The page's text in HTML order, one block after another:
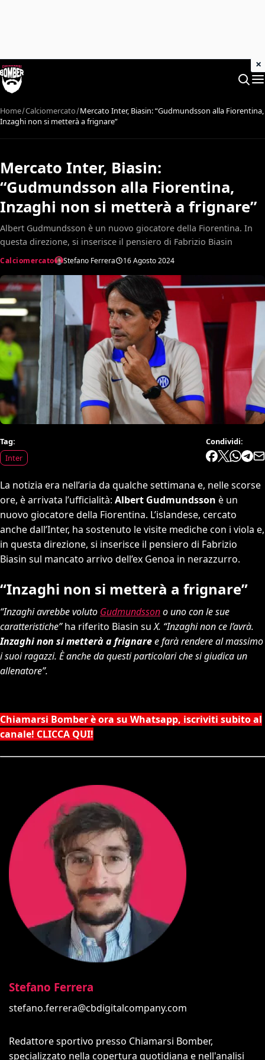
Home Calciomercato Mercato Inter, Biasin: “Gudmundsson alla Fiorentina,
Inzaghi non si metterà a frignare”
Mercato Inter, Biasin:
“Gudmundsson alla Fiorentina,
Inzaghi non si metterà a frignare”
Albert Gudmundsson è un nuovo giocatore della Fiorentina. In
questa direzione, si inserisce il pensiero di Fabrizio Biasin
Calciomercato Stefano Ferrera 16 Agosto 2024
Tag:
Inter
Condividi:
La notizia era nell’aria da qualche settimana e, nelle scorse
ore, è arrivata l’ufficialità: Albert Gudmundsson è un
nuovo giocatore della Fiorentina. L’islandese, cercato
anche dall’Inter, ha sostenuto le visite mediche con i viola e,
in questa direzione, si inserisce il pensiero di Fabrizio
Biasin sul mancato arrivo dell’ex Genoa in nerazzurro.
“Inzaghi non si metterà a frignare”
“Inzaghi avrebbe voluto Gudmundssono uno con le sue
caratteristiche”ha riferito Biasin suX. “Inzaghi non ce l’avrà.
Inzaghi non si metterà a frignaree farà rendere al massimo
i suoi ragazzi. È anche da questi particolari che si giudica un
allenatore”.
Chiamarsi Bomber è ora su Whatsapp, iscriviti subito al
canale! CLICCA QUI!
Stefano Ferrera
stefano.ferrera@cbdigitalcompany.com
Redattore sportivo presso Chiamarsi Bomber,
specializzato nella copertura quotidiana e nell'analisi
×